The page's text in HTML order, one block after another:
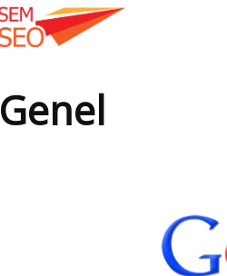
Genel